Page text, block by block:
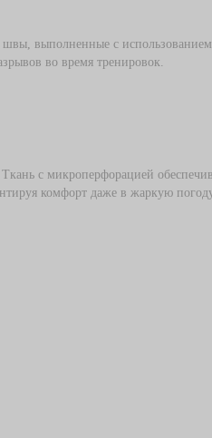
швы, выполненные с
во время тренировок.
Ткань с микроперфорацией
комфорт даже в жаркую